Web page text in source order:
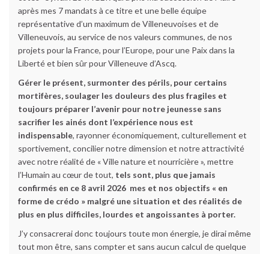
après mes 7 mandats à ce titre et une belle équipe
représentative d’un maximum de Villeneuvoises et de
Villeneuvois, au service de nos valeurs communes, de nos
projets pour la France, pour l’Europe, pour une Paix dans la
Liberté et bien sûr pour Villeneuve d’Ascq.
Gérer le présent, surmonter des périls, pour certains
mortifères, soulager les douleurs des plus fragiles et
toujours préparer l’avenir pour notre jeunesse sans
sacrifier les ainés dont l’expérience nous est
indispensable, rayonner économiquement, culturellement et
sportivement, concilier notre dimension et notre attractivité
avec notre réalité de « Ville nature et nourricière », mettre
l’Humain au cœur de tout, tels sont, plus que jamais
confirmés en ce 8 avril 2026 mes et nos objectifs « en
forme de crédo » malgré une situation et des réalités de
plus en plus difficiles, lourdes et angoissantes à porter.
J’y consacrerai donc toujours toute mon énergie, je dirai même
tout mon être, sans compter et sans aucun calcul de quelque